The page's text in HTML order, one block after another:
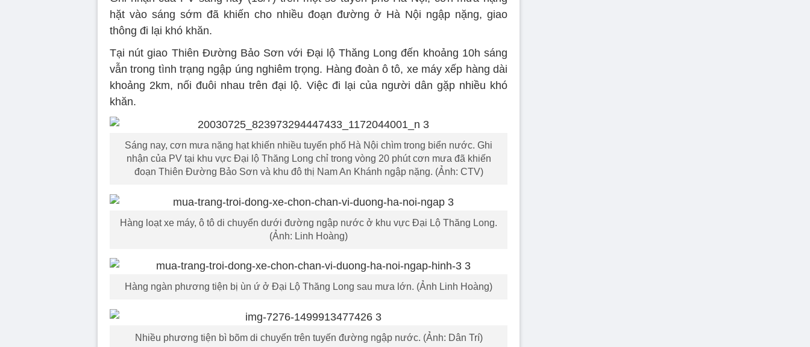
hặt vào sáng sớm đã khiến cho nhiều đoạn đường ở Hà Nội ngập nặng, giao
thông đi lại khó khăn.
Tại nút giao Thiên Đường Bảo Sơn với Đại lộ Thăng Long đến khoảng 10h sáng
vẫn trong tình trạng ngập úng nghiêm trọng. Hàng đoàn ô tô, xe máy xếp hàng dài
khoảng 2km, nối đuôi nhau trên đại lộ. Việc đi lại của người dân gặp nhiều khó
khăn.
Sáng nay, cơn mưa nặng hạt khiến nhiều tuyến phố Hà Nội chìm trong biển nước. Ghi
nhận của PV tại khu vực Đại lộ Thăng Long chỉ trong vòng 20 phút cơn mưa đã khiến
đoạn Thiên Đường Bảo Sơn và khu đô thị Nam An Khánh ngập nặng. (Ảnh: CTV)
Hàng loạt xe máy, ô tô di chuyển dưới đường ngập nước ở khu vực Đại Lộ Thăng Long.
(Ảnh: Linh Hoàng)
Hàng ngàn phương tiện bị ùn ứ ở Đại Lộ Thăng Long sau mưa lớn. (Ảnh Linh Hoàng)
Nhiều phương tiện bì bõm di chuyển trên tuyến đường ngập nước. (Ảnh: Dân Trí)